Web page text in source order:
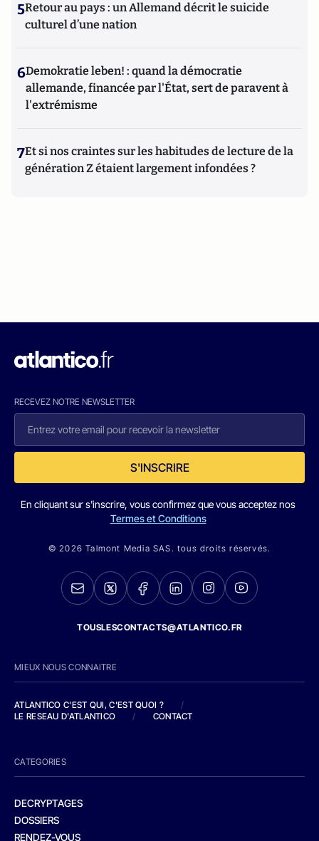
5Retour au pays : un Allemand décrit le suicide
culturel d’une nation
6Demokratie leben! : quand la démocratie
allemande, financée par l'État, sert de paravent à
l'extrémisme
7Et si nos craintes sur les habitudes de lecture de la
génération Z étaient largement infondées ?
RECEVEZ NOTRE NEWSLETTER
S'INSCRIRE
En cliquant sur s'inscrire, vous confirmez que vous acceptez nos
Termes et Conditions
© 2026 Talmont Media SAS. tous droits réservés.
TOUSLESCONTACTS@ATLANTICO.FR
MIEUX NOUS CONNAITRE
ATLANTICO C'EST QUI, C'EST QUOI ?
/
LE RESEAU D'ATLANTICO
/ CONTACT
CATEGORIES
DECRYPTAGES
DOSSIERS
RENDEZ-VOUS